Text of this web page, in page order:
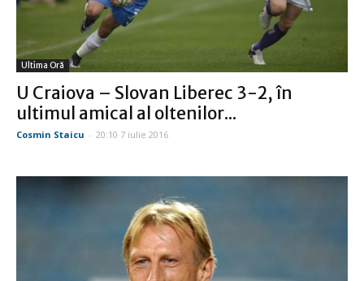
Ultima Oră
U Craiova – Slovan Liberec 3-2, în
ultimul amical al oltenilor...
Cosmin Staicu - 20:10 7 iulie 2016